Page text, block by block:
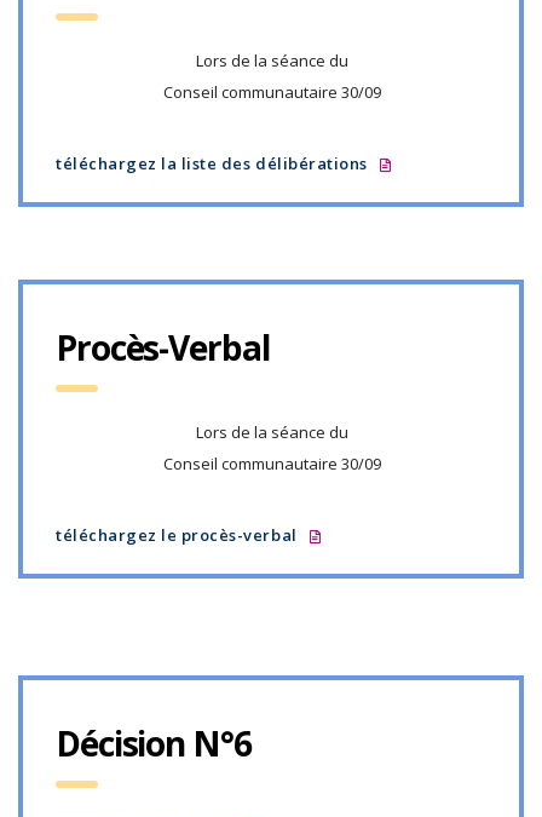
Lors de la séance du
Conseil communautaire 30/09
téléchargez la liste des délibérations
Procès-Verbal
Lors de la séance du
Conseil communautaire 30/09
téléchargez le procès-verbal
Décision N°6